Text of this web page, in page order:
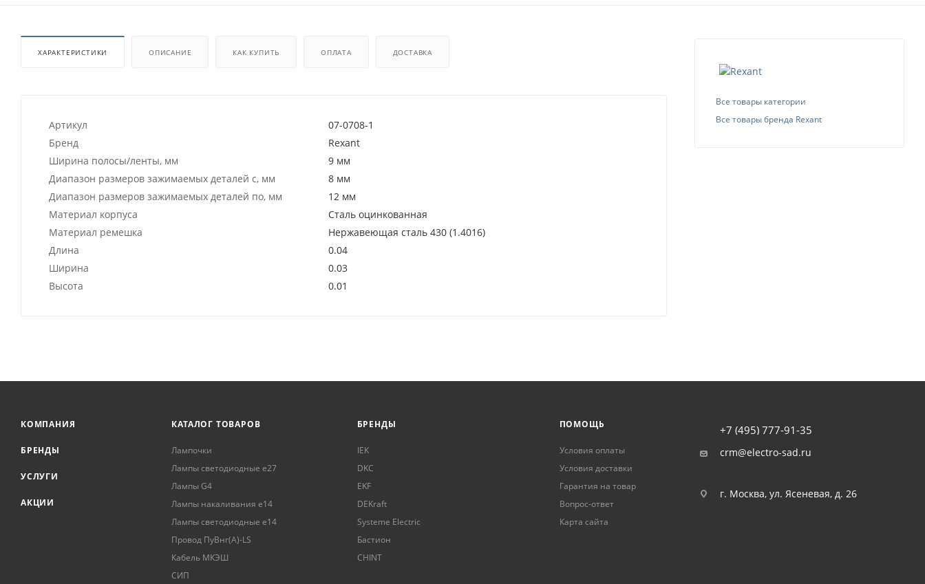
ХАРАКТЕРИСТИКИ ОПИСАНИЕ КАК КУПИТЬ ОПЛАТА ДОСТАВКА
Артикул
07-0708-1
Бренд
Rexant
Ширина полосы/ленты, мм
9 мм
Диапазон размеров зажимаемых деталей с, мм
8 мм
Диапазон размеров зажимаемых деталей по, мм
12 мм
Материал корпуса
Сталь оцинкованная
Материал ремешка
Нержавеющая сталь 430 (1.4016)
Длина
0.04
Ширина
0.03
Высота
0.01
Все товары категории
Все товары бренда Rexant
КОМПАНИЯ
БРЕНДЫ
УСЛУГИ
АКЦИИ
КАТАЛОГ ТОВАРОВ
Лампочки
Лампы светодиодные е27
Лампы G4
Лампы накаливания е14
Лампы светодиодные е14
Провод ПуВнг(А)-LS
Кабель МКЭШ
СИП
БРЕНДЫ
IEK
DKC
EKF
DEKraft
Systeme Electric
Бастион
CHINT
ПОМОЩЬ
Условия оплаты
Условия доставки
Гарантия на товар
Вопрос-ответ
Карта сайта
+7 (495) 777-91-35
crm@electro-sad.ru
г. Москва, ул. Ясеневая, д. 26